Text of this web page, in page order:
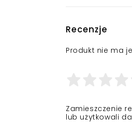
Recenzje
Produkt nie ma
Zamieszczenie
lub użytkowali